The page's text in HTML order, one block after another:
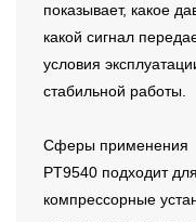
показывает, какое
какой сигнал
условия
стабильной работы.
Сферы применения
PT9540 подходит
компрессорные